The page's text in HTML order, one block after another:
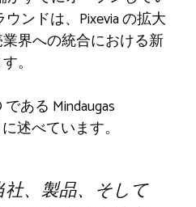
ンドは、Pixevia の拡大
界への統合における新
。
ある Mindaugas
述べています。
社、製品、そして